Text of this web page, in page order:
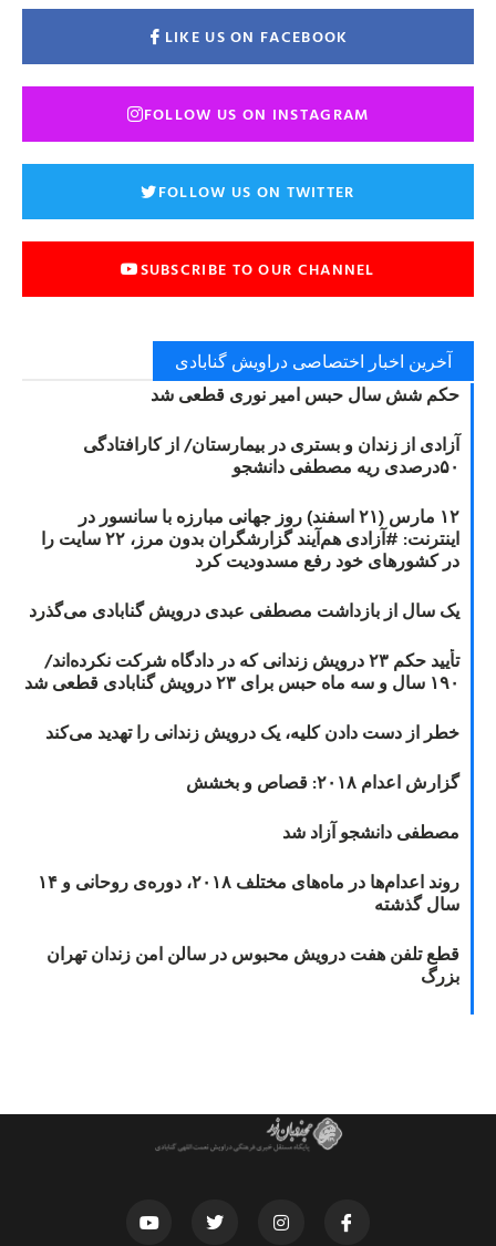
LIKE US ON FACEBOOK
FOLLOW US ON INSTAGRAM
FOLLOW US ON TWITTER
SUBSCRIBE TO OUR CHANNEL
آخرین اخبار اختصاصی دراویش گنابادی
حکم شش سال حبس امیر نوری قطعی شد
آزادی از زندان و بستری در بیمارستان/ از کارافتادگی
۵۰درصدی ریه مصطفی دانشجو
۱۲ مارس (۲۱ اسفند) روز جهانی مبارزه با سانسور در
اینترنت: #آزادی هم‌آیند گزارشگران‌ بدون مرز، ۲۲ سایت را
در کشورهای خود رفع مسدودیت کرد
یک سال از بازداشت مصطفی عبدی درویش گنابادی می‌گذرد
تأیید حکم ۲۳ درویش زندانی که در دادگاه شرکت نکرده‌اند/
۱۹۰ سال و سه ماه حبس برای ۲۳ درویش گنابادی قطعی شد
خطر از دست دادن کلیه، یک درویش زندانی را تهدید می‌کند
گزارش اعدام ۲۰۱۸: قصاص و بخشش
مصطفی دانشجو آزاد شد
روند اعدام‌ها در ماه‌های مختلف ۲۰۱۸، دوره‌ی روحانی و ۱۴
سال گذشته
قطع تلفن هفت درویش محبوس در سالن امن زندان تهران
بزرگ